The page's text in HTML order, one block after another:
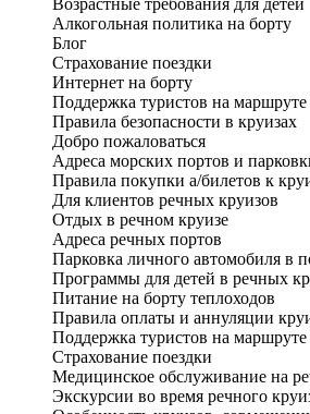
Возрастные требования для детей
Алкогольная политика на борту
Блог
Страхование поездки
Интернет на борту
Поддержка туристов на маршруте
Правила безопасности в круизах
Добро пожаловаться
Адреса морских портов и
Правила покупки а/билетов к
Для клиентов речных круизов
Отдых в речном круизе
Адреса речных портов
Парковка личного автомобиля в
Программы для детей в речных
Питание на борту теплоходов
Правила оплаты и аннуляции
Поддержка туристов на маршруте
Страхование поездки
Медицинское обслуживание на
Экскурсии во время речного